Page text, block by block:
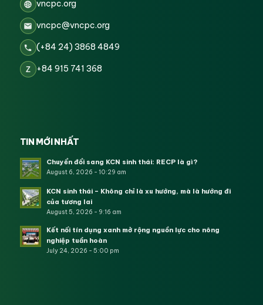
vncpc.org
vncpc@vncpc.org
(+84 24) 3868 4849
Z +84 915 741 368
TIN MỚI NHẤT
Chuyển đổi sang KCN sinh thái: RECP là gì?
August 6, 2026 - 10:29 am
KCN sinh thái – Không chỉ là xu hướng, mà là hướng đi
của tương lai
August 5, 2026 - 9:16 am
Kết nối tín dụng xanh mở rộng nguồn lực cho nông
nghiệp tuần hoàn
July 24, 2026 - 5:00 pm